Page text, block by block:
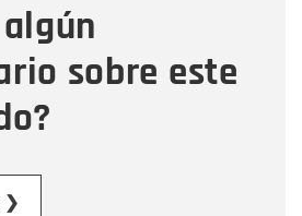
sobre este
❯